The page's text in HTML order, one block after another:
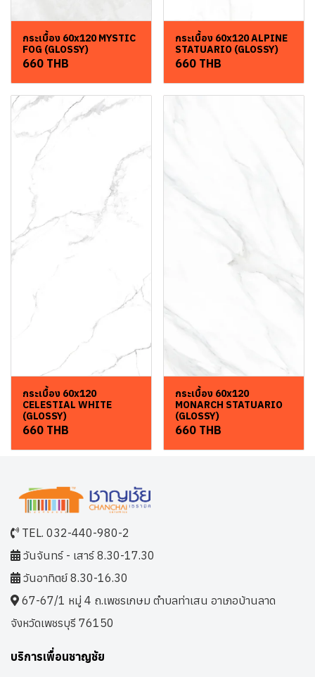
กระเบื้อง 60x120 MYSTIC
FOG (GLOSSY)
660 THB
กระเบื้อง 60x120 ALPINE
STATUARIO (GLOSSY)
660 THB
กระเบื้อง 60x120
CELESTIAL WHITE
(GLOSSY)
660 THB
กระเบื้อง 60x120
MONARCH STATUARIO
(GLOSSY)
660 THB
TEL. 032-440-980-2
วันจันทร์ - เสาร์ 8.30-17.30
วันอาทิตย์ 8.30-16.30
67-67/1 หมู่ 4 ถ.เพชรเกษม ตำบลท่าเสน อาเภอบ้านลาด
จังหวัดเพชรบุรี 76150
บริการเพื่อนชาญชัย